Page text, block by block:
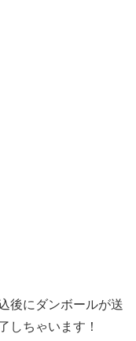
後にダンボールが送
しちゃいます！